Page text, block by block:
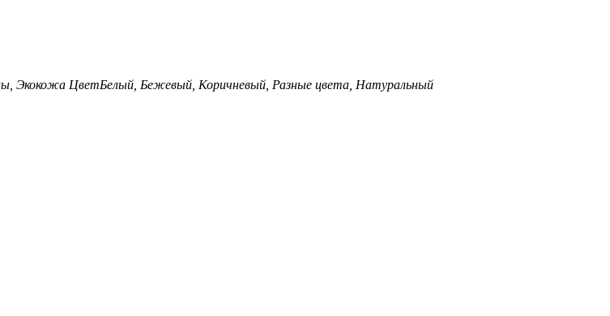
Экокожа ЦветБелый, Бежевый, Коричневый, Разные цвета, Натуральный